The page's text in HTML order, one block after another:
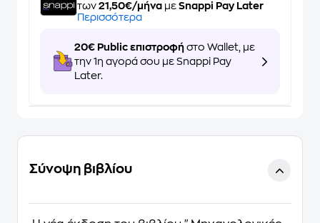
των 21,50€/μήνα με Snappi Pay Later
Περισσότερα
20€ Public επιστροφή στο Wallet, με
την 1η αγορά σου με Snappi Pay
Later.
Σύνοψη βιβλίου